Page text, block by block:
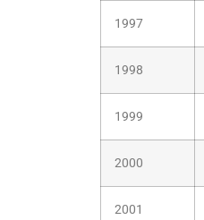
1997
1998
1999
2000
2001